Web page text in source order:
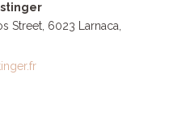
Street, 6023 Larnaca,